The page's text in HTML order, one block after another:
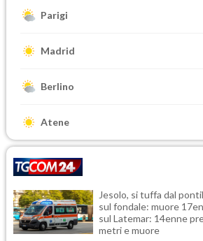
Parigi
Madrid
Berlino
Atene
Jesolo, si tuffa dal
sul fondale: muore
sul Latemar: 14enne
metri e muore